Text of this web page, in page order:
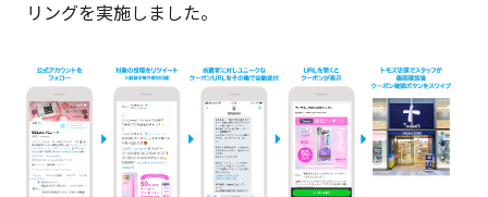
リングを実施しました。